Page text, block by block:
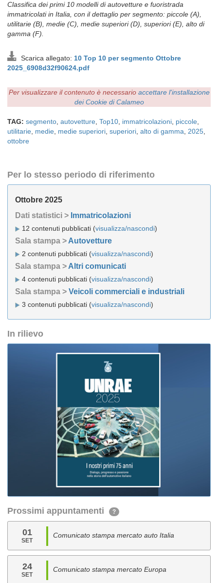
Classifica dei primi 10 modelli di autovetture e fuoristrada
immatricolati in Italia, con il dettaglio per segmento: piccole (A),
utilitarie (B), medie (C), medie superiori (D), superiori (E), alto di
gamma (F).
Scarica allegato: 10 Top 10 per segmento Ottobre
2025_6908d32f90624.pdf
Per visualizzare il contenuto è necessario accettare l'installazione
dei Cookie di Calameo
TAG: segmento autovetture Top10 immatricolazioni piccole
utilitarie medie medie superiori superiori alto di gamma 2025
ottobre
Per lo stesso periodo di riferimento
Ottobre 2025
Dati statistici > Immatricolazioni
12 contenuti pubblicati (visualizza/nascondi)
Sala stampa > Autovetture
2 contenuti pubblicati (visualizza/nascondi)
Sala stampa > Altri comunicati
4 contenuti pubblicati (visualizza/nascondi)
Sala stampa > Veicoli commerciali e industriali
3 contenuti pubblicati (visualizza/nascondi)
In rilievo
Prossimi appuntamenti ?
01
SET
Comunicato stampa mercato auto Italia
24
SET
Comunicato stampa mercato Europa